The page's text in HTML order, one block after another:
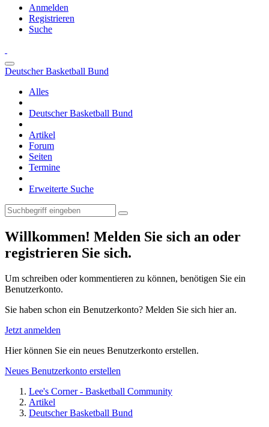
Anmelden
Registrieren
Suche
Deutscher Basketball Bund
Alles
Deutscher Basketball Bund
Artikel
Forum
Seiten
Termine
Erweiterte Suche
Willkommen! Melden Sie sich an oder
registrieren Sie sich.
Um schreiben oder kommentieren zu können, benötigen Sie ein
Benutzerkonto.
Sie haben schon ein Benutzerkonto? Melden Sie sich hier an.
Jetzt anmelden
Hier können Sie ein neues Benutzerkonto erstellen.
Neues Benutzerkonto erstellen
Lee's Corner - Basketball Community
Artikel
Deutscher Basketball Bund